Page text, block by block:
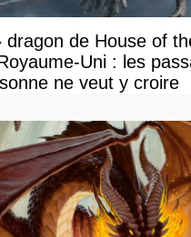
dragon de House of
Uni : les
ne veut y croire